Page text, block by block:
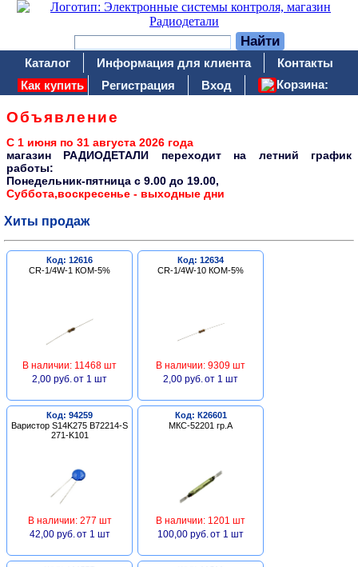
Каталог Информация для клиента
Контакты
Как купить
Регистрация Вход Корзина:
Объявление
С 1 июня по 31 августа 2026 года
магазин РАДИОДЕТАЛИ переходит на летний график
работы:
Понедельник-пятница c 9.00 до 19.00,
Суббота,воскресенье - выходные дни
Хиты продаж
Код: 12616
CR-1/4W-1 КОМ-5%
В наличии: 11468 шт
2,00 руб. от 1 шт
Код: 12634
CR-1/4W-10 КОМ-5%
В наличии: 9309 шт
2,00 руб. от 1 шт
Код: 94259
Варистор S14K275 B72214-S
271-K101
В наличии: 277 шт
42,00 руб. от 1 шт
Код: К26601
МКС-52201 гр.А
В наличии: 1201 шт
100,00 руб. от 1 шт